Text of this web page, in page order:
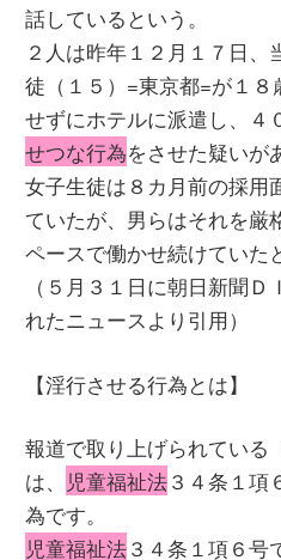
話しているという。
２人は昨年１２月１７日、
徒（１５）=東京都=が１
せずにホテルに派遣し、４
せつな行為をさせた疑いが
女子生徒は８カ月前の採用
ていたが、男らはそれを厳
ペースで働かせ続けていた
（５月３１日に朝日新聞
れたニュースより引用）
【淫行させる行為とは】
報道で取り上げられている
は、
児童福祉法３４条１項
為です。
児童福祉法３４条１項６号